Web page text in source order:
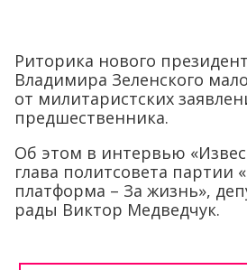
Риторика нового
Владимира Зеленского
от милитаристских
предшественника.
Об этом в интервью
глава политсовета партии
платформа – За жизнь»,
рады Виктор Медведчук.